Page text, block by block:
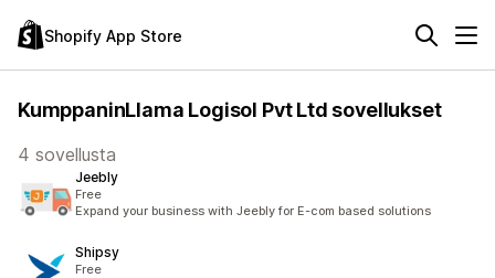
Shopify App Store
KumppaninLlama Logisol Pvt Ltd sovellukset
4 sovellusta
Jeebly
Free
Expand your business with Jeebly for E-com based solutions
Shipsy
Free